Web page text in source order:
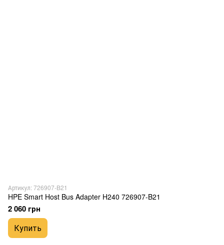
Артикул: 726907-B21
HPE Smart Host Bus Adapter H240 726907-B21
2 060 грн
Купить